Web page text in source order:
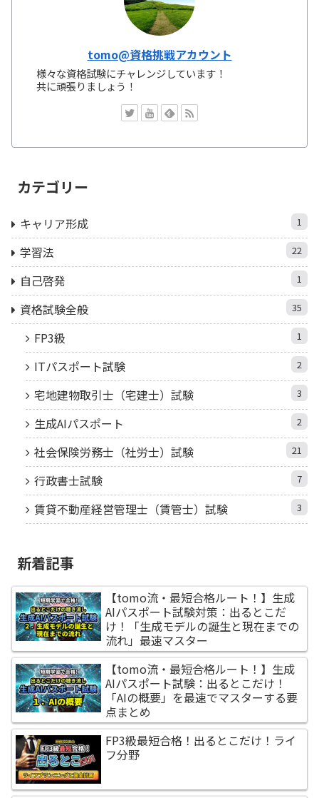
tomo@資格挑戦アカウント
様々な資格試験にチャレンジしています！
共に頑張りましょう！
カテゴリー
キャリア形成 1
学習法 22
自己啓発 1
資格試験全般 35
FP3級 1
ITパスポート試験 2
宅地建物取引士（宅建士）試験 3
生成AIパスポート 2
社会保険労務士（社労士）試験 21
行政書士試験 7
賃貸不動産経営管理士（賃管士）試験 3
新着記事
【tomo流・最短合格ルート！】生成
AIパスポート試験対策：出るとこだ
け！「生成モデルの誕生と現在までの
流れ」最速マスター
【tomo流・最短合格ルート！】生成
AIパスポート試験：出るとこだけ！
「AIの概要」を最速でマスターする要
点まとめ
FP3級最短合格！出るとこだけ！ライ
フ分野